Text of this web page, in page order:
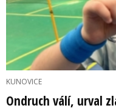
KUNOVICE
Ondruch válí, urval